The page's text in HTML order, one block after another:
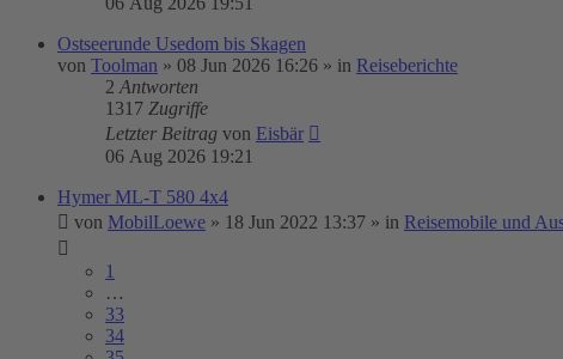
Ostseerunde Usedom bis Skagen
von Toolman » 08 Jun 2026 16:26 » in Reiseberichte
2 Antworten
1317 Zugriffe
Letzter Beitrag von Eisbär
06 Aug 2026 19:21
Hymer ML-T 580 4x4
von MobilLoewe » 18 Jun 2022 13:37 » in Reisemobile und
1
…
33
34